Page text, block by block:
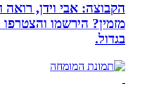
הקבוצה: אבי וידן, רואה
מזמין? הירשמו והצטרפו
בגדול.